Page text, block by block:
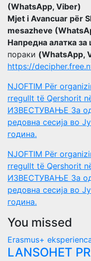
(WhatsApp, Viber)
Mjet i Avancuar për
mesazheve
Напредна алатка
пораки (WhatsApp,
https://
NJOFTIM Për
rregullt të Qershorit
ИЗВЕСТУВАЊЕ За
редовна сесија во
година.
NJOFTIM Për
rregullt të Qershorit
ИЗВЕСТУВАЊЕ За
редовна сесија во
година.
You missed
Erasmus+
LANSOHET